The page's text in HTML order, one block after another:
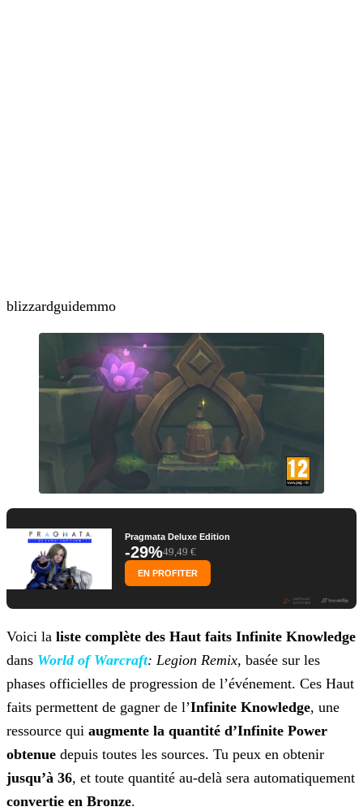
blizzardguidemmo
Pragmata Deluxe Edition
-29%49,49 €
EN PROFITER
Voici la liste complète des Haut faits Infinite Knowledge
dans World of Warcraft: Legion Remix, basée sur les
phases officielles de progression de l’événement. Ces Haut
faits permettent de gagner de l’Infinite Knowledge, une
ressource qui augmente la quantité d’Infinite Power
obtenue depuis toutes les sources. Tu peux en obtenir
jusqu’à 36, et toute quantité au-delà sera automatiquement
convertie en Bronze.